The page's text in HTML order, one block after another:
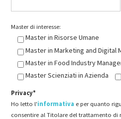
Master di interesse:
Master in Risorse Umane
Master in Marketing and Digital
Master in Food Industry
Master Scienziati in Azienda
Privacy*
Ho letto l'informativa e per quanto
consentire al Titolare del trattamento di